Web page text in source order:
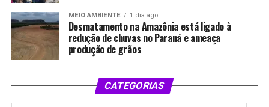
MEIO AMBIENTE 1 dia ago
Desmatamento na Amazônia está ligado à
redução de chuvas no Paraná e ameaça
produção de grãos
CATEGORIAS